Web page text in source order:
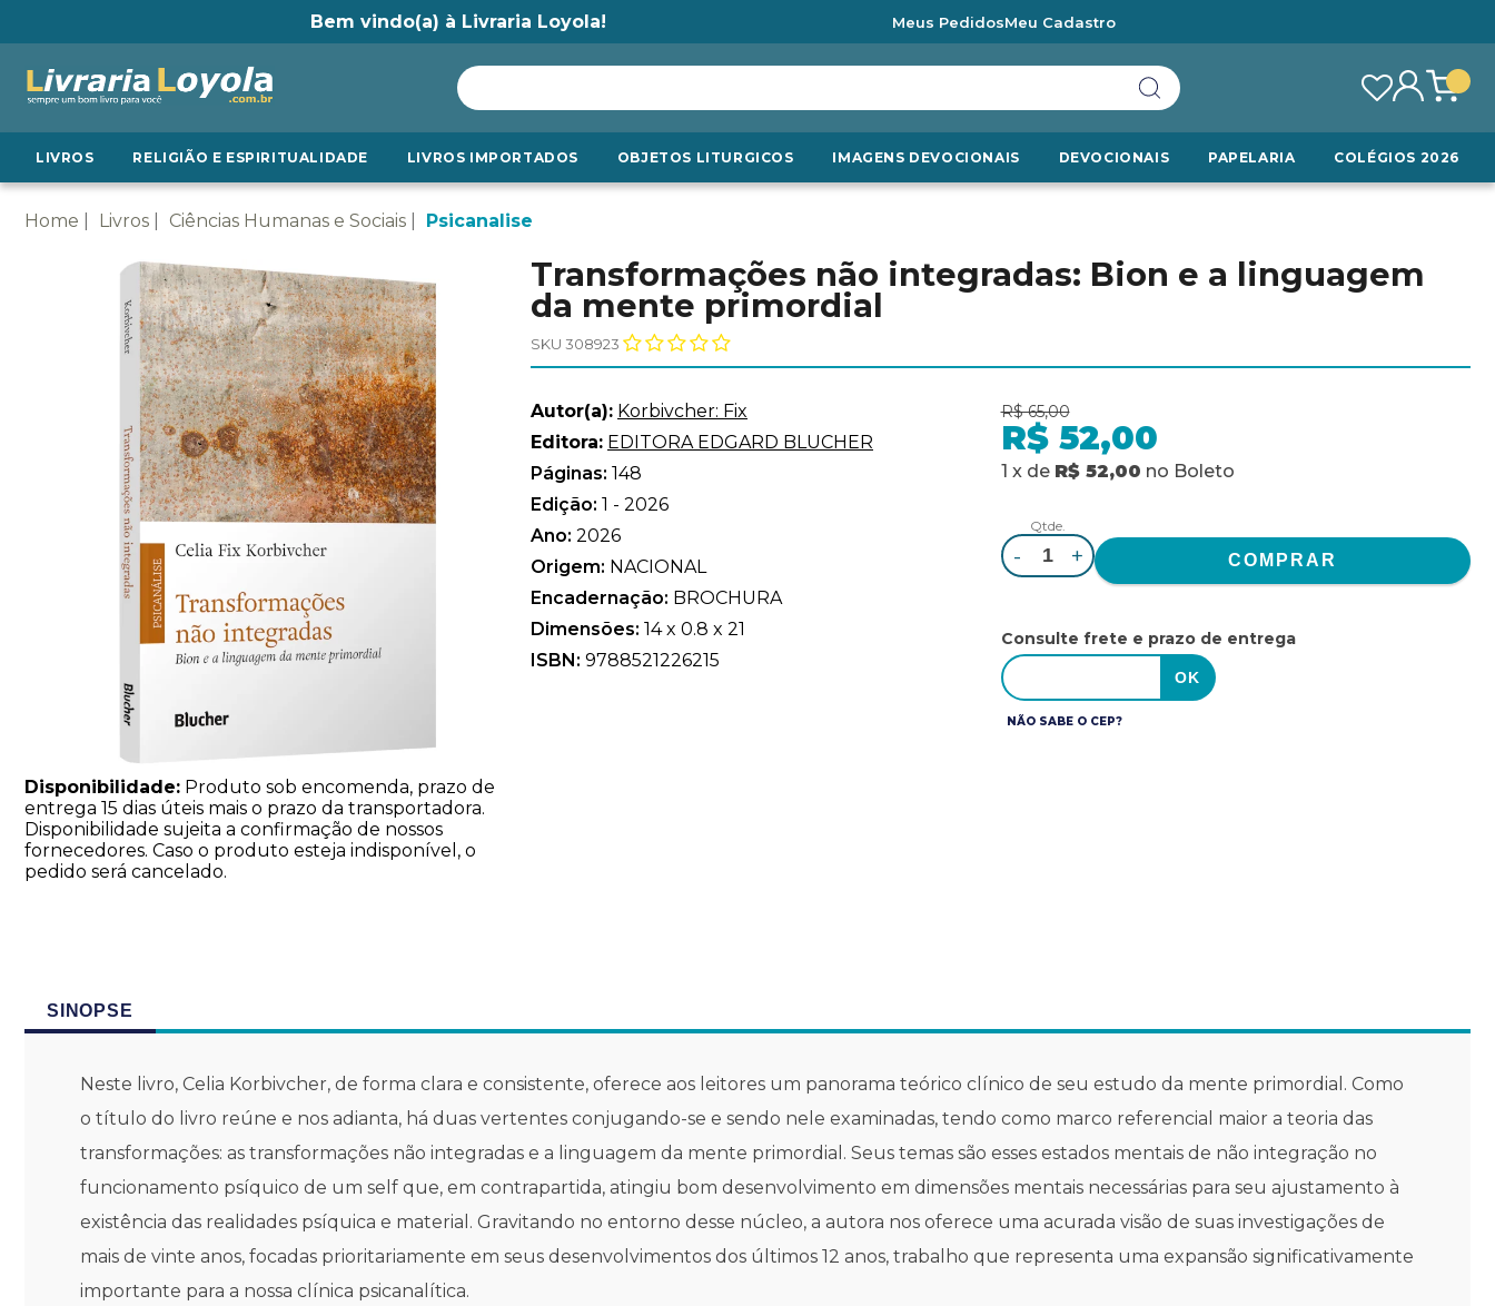
Bem vindo(a) à Livraria Loyola! Meus PedidosMeu Cadastro
LIVROS RELIGIÃO E ESPIRITUALIDADE LIVROS IMPORTADOS OBJETOS LITURGICOS IMAGENS DEVOCIONAIS DEVOCIONAIS PAPELARIA COLÉGIOS 2026
Home Livros Ciências Humanas e Sociais Psicanalise
Disponibilidade: Produto sob encomenda, prazo de
entrega 15 dias úteis mais o prazo da transportadora.
Disponibilidade sujeita a confirmação de nossos
fornecedores. Caso o produto esteja indisponível, o
pedido será cancelado.
Transformações não integradas: Bion e a linguagem
da mente primordial
SKU 308923
Autor(a): Korbivcher: Fix
Editora: EDITORA EDGARD BLUCHER
Páginas: 148
Edição: 1 - 2026
Ano: 2026
Origem: NACIONAL
Encadernação: BROCHURA
Dimensões: 14 x 0.8 x 21
ISBN: 9788521226215
R$ 65,00
R$ 52,00
1 x de R$ 52,00 no Boleto
Qtde.
- +
Consulte frete e prazo de entrega
NÃO SABE O CEP?
SINOPSE
Neste livro, Celia Korbivcher, de forma clara e consistente, oferece aos leitores um panorama teórico clínico de seu estudo da mente primordial. Como
o título do livro reúne e nos adianta, há duas vertentes conjugando-se e sendo nele examinadas, tendo como marco referencial maior a teoria das
transformações: as transformações não integradas e a linguagem da mente primordial. Seus temas são esses estados mentais de não integração no
funcionamento psíquico de um self que, em contrapartida, atingiu bom desenvolvimento em dimensões mentais necessárias para seu ajustamento à
existência das realidades psíquica e material. Gravitando no entorno desse núcleo, a autora nos oferece uma acurada visão de suas investigações de
mais de vinte anos, focadas prioritariamente em seus desenvolvimentos dos últimos 12 anos, trabalho que representa uma expansão significativamente
importante para a nossa clínica psicanalítica.